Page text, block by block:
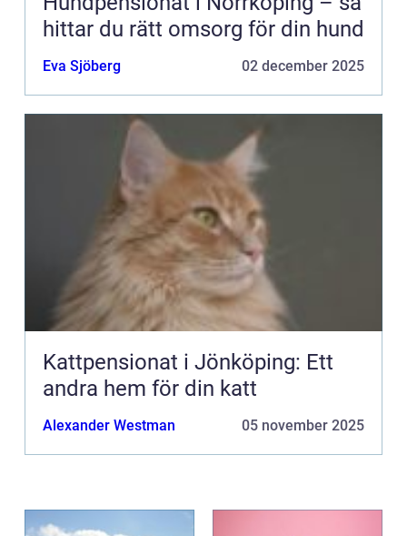
hittar du rätt omsorg för din hund
Eva Sjöberg 02 december 2025
Kattpensionat i Jönköping: Ett
andra hem för din katt
Alexander Westman 05 november 2025